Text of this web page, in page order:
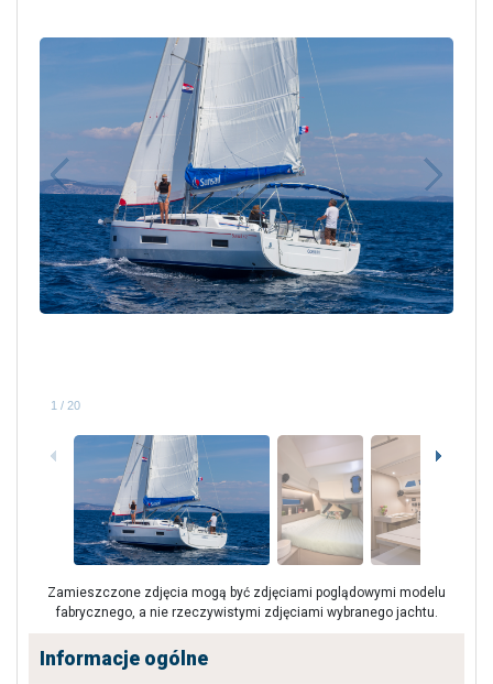
1 / 20
Zamieszczone zdjęcia mogą być zdjęciami poglądowymi modelu
fabrycznego, a nie rzeczywistymi zdjęciami wybranego jachtu.
Informacje ogólne